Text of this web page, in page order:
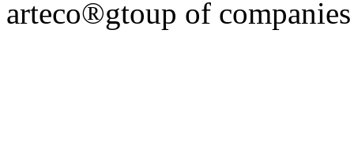
arteco®gtoup of